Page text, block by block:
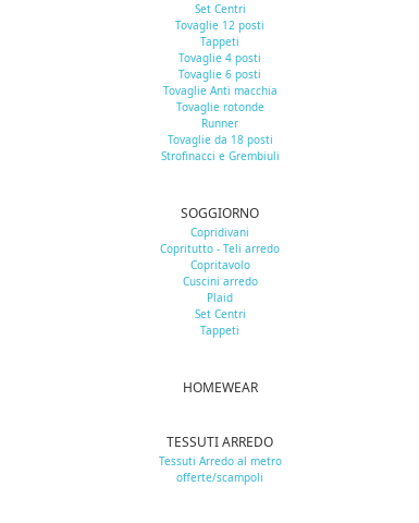
Set Centri
Tovaglie 12 posti
Tappeti
Tovaglie 4 posti
Tovaglie 6 posti
Tovaglie Anti macchia
Tovaglie rotonde
Runner
Tovaglie da 18 posti
Strofinacci e Grembiuli
SOGGIORNO
Copridivani
Copritutto - Teli arredo
Copritavolo
Cuscini arredo
Plaid
Set Centri
Tappeti
HOMEWEAR
TESSUTI ARREDO
Tessuti Arredo al metro
offerte/scampoli